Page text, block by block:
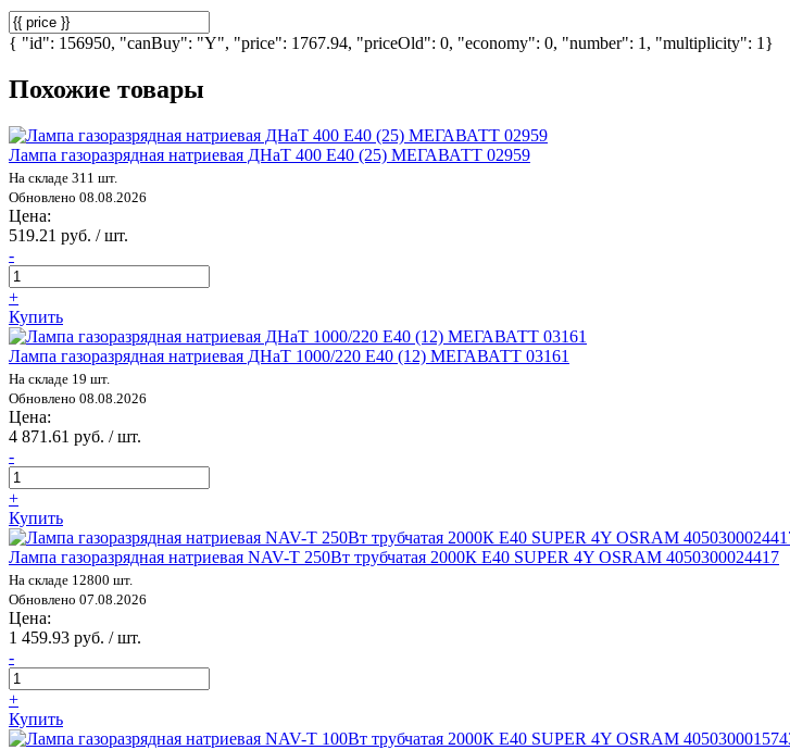
{ "id": 156950, "canBuy": "Y", "price": 1767.94, "priceOld": 0, "economy": 0, "number": 1, "multiplicity": 1}
Похожие товары
Лампа газоразрядная натриевая ДНаТ 400 E40 (25) МЕГАВАТТ 02959
На складе 311 шт.
Обновлено 08.08.2026
Цена:
519.21 руб. / шт.
-
+
Купить
Лампа газоразрядная натриевая ДНаТ 1000/220 E40 (12) МЕГАВАТТ 03161
На складе 19 шт.
Обновлено 08.08.2026
Цена:
4 871.61 руб. / шт.
-
+
Купить
Лампа газоразрядная натриевая NAV-T 250Вт трубчатая 2000К E40 SUPER 4Y OSRAM 4050300024417
На складе 12800 шт.
Обновлено 07.08.2026
Цена:
1 459.93 руб. / шт.
-
+
Купить